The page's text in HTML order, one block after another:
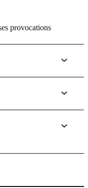
provocations